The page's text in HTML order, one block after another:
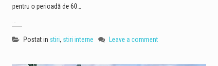
pentru o perioadă de 60…
Postat in stiri, stiri interne Leave a comment